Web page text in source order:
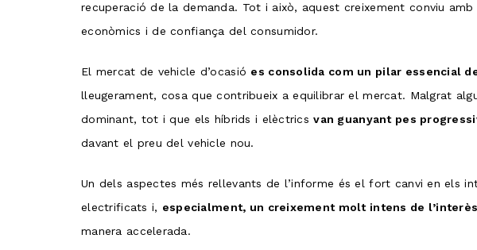
recuperació de la demanda. Tot i això, aquest creixement conviu
econòmics i de confiança del consumidor.
El mercat de vehicle d’ocasió es consolida com un pilar essencial
lleugerament, cosa que contribueix a equilibrar el mercat. Malgrat
dominant, tot i que els híbrids i elèctricsvan guanyant pes
davant el preu del vehicle nou.
Un dels aspectes més rellevants de l’informe és el fort canvi en els
electrificats i, especialment, un creixement molt intens de
manera accelerada.